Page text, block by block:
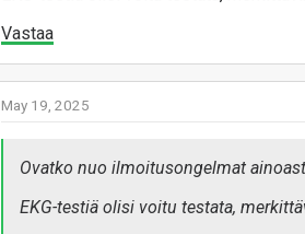
Vastaa
May 19, 2025
Ovatko nuo ilmoitusongelmat
EKG-testiä olisi voitu testata,